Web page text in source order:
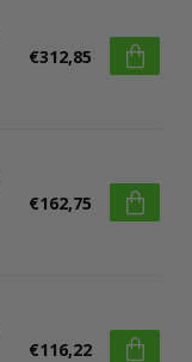
€312,85
€162,75
€116,22